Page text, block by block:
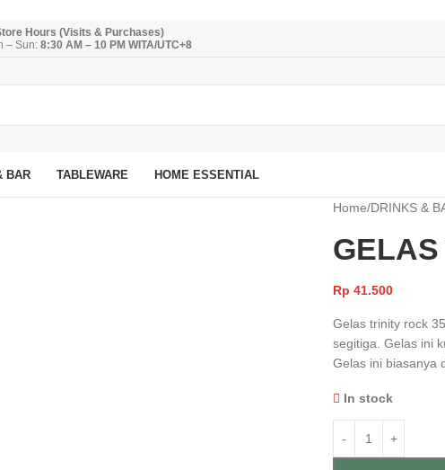
Hours (Visits & Purchases)
– Sun: 8:30 AM – 10 PM WITA/UTC+8
BAR TABLEWARE HOME ESSENTIAL
Home/DRINKS &
Rp 41.500
Gelas trinity rock
segitiga. Gelas ini
Gelas ini biasanya
In stock